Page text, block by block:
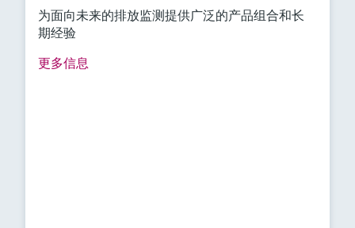
为面向未来的排放监测提供广泛的产品组合和长
期经验
更多信息